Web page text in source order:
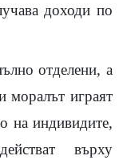
доходи по
отделени, а
моралът играят
на индивидите,
върху